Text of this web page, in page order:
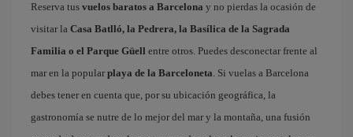
Reserva tus vuelos baratos a Barcelona y no pierdas la ocasión de
visitar la Casa Batlló, la Pedrera, la Basílica de la Sagrada
Familia o el Parque Güell entre otros. Puedes desconectar frente al
mar en la popular playa de la Barceloneta. Si vuelas a Barcelona
debes tener en cuenta que, por su ubicación geográfica, la
gastronomía se nutre de lo mejor del mar y la montaña, una fusión